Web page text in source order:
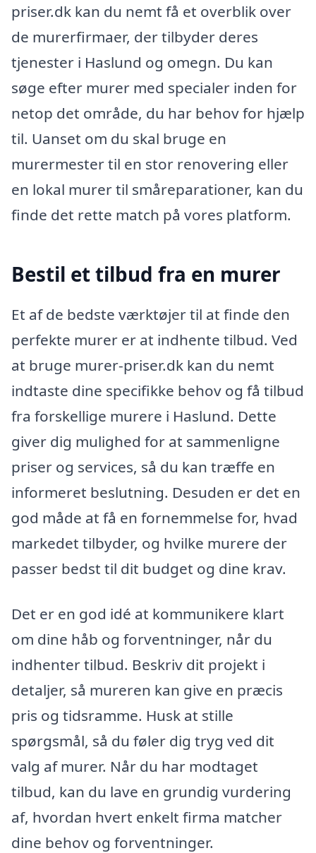
priser.dk kan du nemt få et overblik over
de murerfirmaer, der tilbyder deres
tjenester i Haslund og omegn. Du kan
søge efter murer med specialer inden for
netop det område, du har behov for hjælp
til. Uanset om du skal bruge en
murermester til en stor renovering eller
en lokal murer til småreparationer, kan du
finde det rette match på vores platform.
Bestil et tilbud fra en murer
Et af de bedste værktøjer til at finde den
perfekte murer er at indhente tilbud. Ved
at bruge murer-priser.dk kan du nemt
indtaste dine specifikke behov og få tilbud
fra forskellige murere i Haslund. Dette
giver dig mulighed for at sammenligne
priser og services, så du kan træffe en
informeret beslutning. Desuden er det en
god måde at få en fornemmelse for, hvad
markedet tilbyder, og hvilke murere der
passer bedst til dit budget og dine krav.
Det er en god idé at kommunikere klart
om dine håb og forventninger, når du
indhenter tilbud. Beskriv dit projekt i
detaljer, så mureren kan give en præcis
pris og tidsramme. Husk at stille
spørgsmål, så du føler dig tryg ved dit
valg af murer. Når du har modtaget
tilbud, kan du lave en grundig vurdering
af, hvordan hvert enkelt firma matcher
dine behov og forventninger.